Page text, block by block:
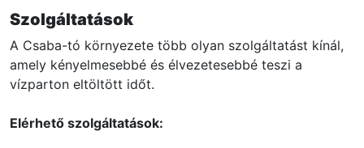
Szolgáltatások
A Csaba-tó környezete több olyan szolgáltatást kínál,
amely kényelmesebbé és élvezetesebbé teszi a
vízparton eltöltött időt.
Elérhető szolgáltatások: